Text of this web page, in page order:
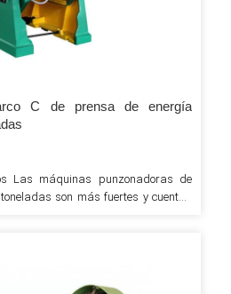
C de prensa de energía
Las máquinas punzonadoras de
son más fuertes y cuentan
más grande, mayor punto de